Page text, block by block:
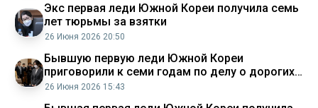
Экс первая леди Южной Кореи получила семь
лет тюрьмы за взятки
26 Июня 2026 20:50
Бывшую первую леди Южной Кореи
приговорили к семи годам по делу о дорогих
подарках
26 Июня 2026 15:43